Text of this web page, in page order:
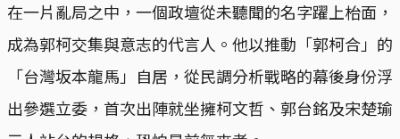
在一片亂局之中，一個政壇從未聽聞的名字躍上枱面，
成為郭柯交集與意志的代言人。他以推動「郭柯合」的
「台灣坂本龍馬」自居，從民調分析戰略的幕後身份浮
出參選立委，首次出陣就坐擁柯文哲、郭台銘及宋楚瑜